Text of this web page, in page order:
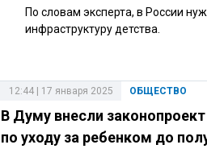
По словам эксперта, в России
инфраструктуру детства.
ОБЩЕСТВО
12:44 | 17 января 2025
В Думу внесли
по уходу за ребенком до